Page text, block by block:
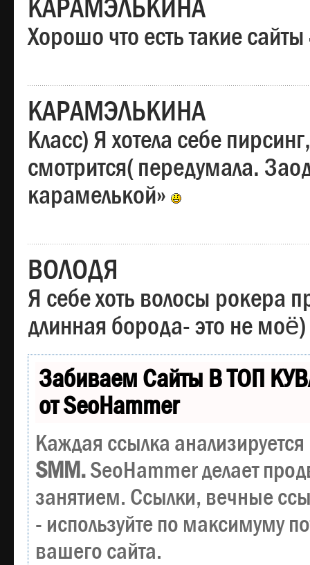
КАРАМЭЛЬКИНА
Хорошо что есть такие сайты
КАРАМЭЛЬКИНА
Класс) Я хотела себе
смотрится( передумала.
карамелькой»
ВОЛОДЯ
Я себе хоть волосы рокера
длинная борода- это не моё)
Забиваем Сайты В ТОП
от SeoHammer
Каждая ссылка
SMM.SeoHammer делает
занятием. Ссылки, вечные
- используйте по максимуму
вашего сайта.